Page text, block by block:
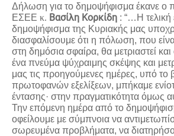
Δήλωση για το δημοψήφισμα έκανε ο
ΕΣΕΕ κ. Βασίλη Κορκίδη : “…Η τελική
δημοψήφισμα της Κυριακής μας
διασφαλίσουμε ότι η πόλωση, που
στη δημόσια σφαίρα, θα μετριαστεί και
ένα πνεύμα ψύχραιμης σκέψης και
μας τις προηγούμενες ημέρες, υπό το
πρωτοφανών εξελίξεων, μπήκαμε
έντασης· στην πραγματικότητα όμως
Την επόμενη ημέρα από το
οφείλουμε με σύμπνοια να
σωρευμένα προβλήματα, να